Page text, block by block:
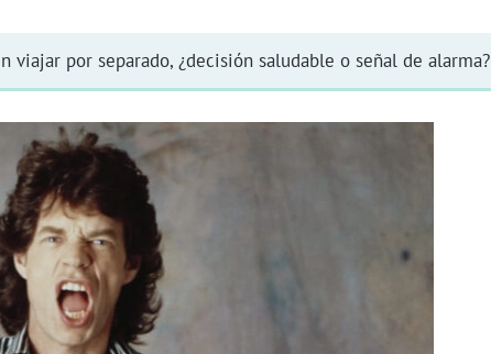
viajar por separado, ¿decisión saludable o señal de alarma?